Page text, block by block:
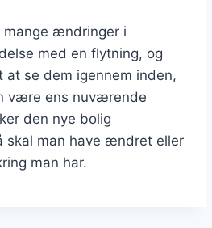
ændringer i
med en flytning, og
se dem igennem inden,
være ens nuværende
den nye bolig
skal man have ændret eller
man har.